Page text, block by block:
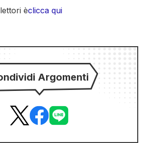
èclicca qui
Argomenti